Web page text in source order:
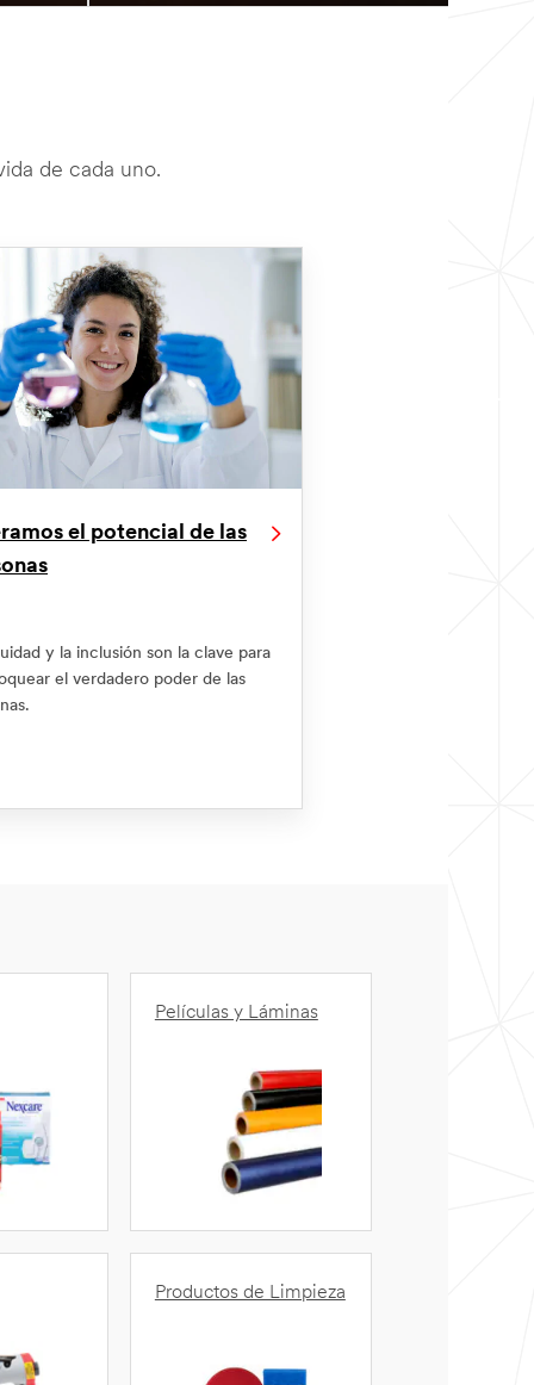
de cada uno.
el potencial de las
y la inclusión son la clave para
el verdadero poder de las
Películas y Láminas
Productos de Limpieza